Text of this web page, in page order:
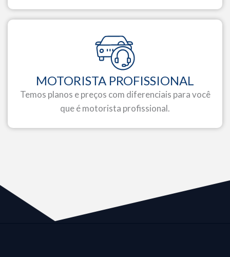
MOTORISTA PROFISSIONAL
Temos planos e preços com diferenciais para você
que é motorista profissional.